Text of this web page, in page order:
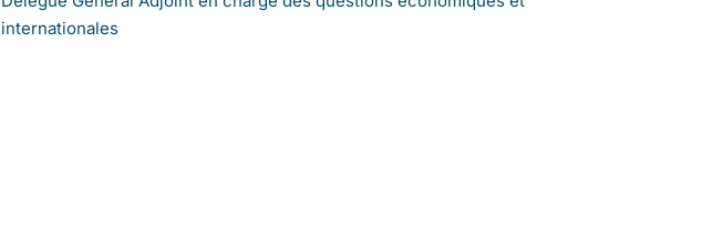
internationales